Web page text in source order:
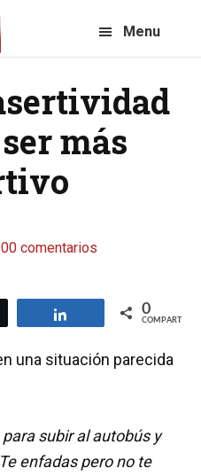
Menu
más
comentarios
Compartir 0
COMPARTIR
una situación parecida
subir al autobús y
enfadas pero no te